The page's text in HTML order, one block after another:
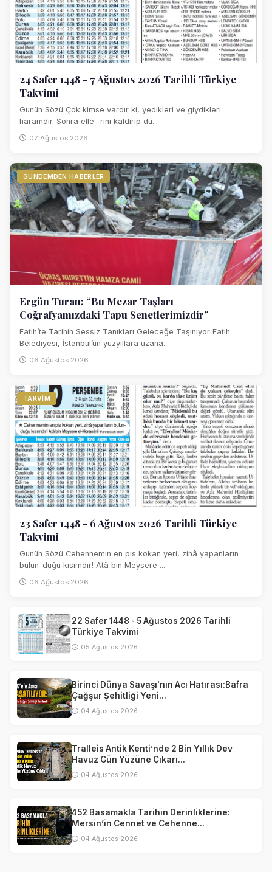
24 Safer 1448 - 7 Ağustos 2026 Tarihli Türkiye
Takvimi
Günün Sözü Çok kimse vardır ki, yedikleri ve giydikleri
haramdır. Sonra elle- rini kaldırıp du...
07 Ağustos 2026
GÜNDEMDEN HABERLER
Ergün Turan: “Bu Mezar Taşları
Coğrafyamızdaki Tapu Senetlerimizdir”
Fatih’te Tarihin Sessiz Tanıkları Geleceğe Taşınıyor Fatih
Belediyesi, İstanbul’un yüzyıllara uzana...
06 Ağustos 2026
TAKVIM
23 Safer 1448 - 6 Ağustos 2026 Tarihli Türkiye
Takvimi
Günün Sözü Cehennemin en pis kokan yeri, zinâ yapanların
bulun-duğu kısımdır! Atâ bin Meysere ...
06 Ağustos 2026
22 Safer 1448 - 5 Ağustos 2026 Tarihli
Türkiye Takvimi
05 Ağustos 2026
Birinci Dünya Savaşı'nın Acı Hatırası:Bafra
Çağşur Şehitliği Yeni...
04 Ağustos 2026
Tralleis Antik Kenti’nde 2 Bin Yıllık Dev
Havuz Gün Yüzüne Çıkarı...
04 Ağustos 2026
452 Basamakla Tarihin Derinliklerine:
Mersin’in Cennet ve Cehenne...
04 Ağustos 2026